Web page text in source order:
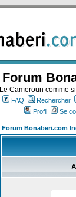
Forum
Le Cameroun comme
FAQ Rechercher
Profil
Se
Forum Bonaberi.com